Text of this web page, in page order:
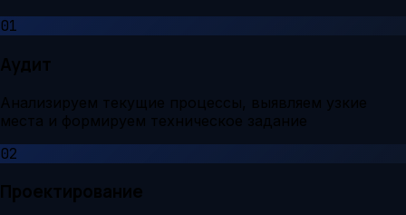
01
Аудит
Анализируем текущие процессы, выявляем узкие
места и формируем техническое задание
02
Проектирование